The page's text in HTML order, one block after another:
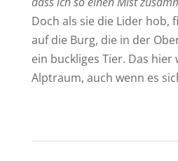
Doch als sie die Lider hob,
auf die Burg, die in der
ein buckliges Tier. Das
Alptraum, auch wenn es